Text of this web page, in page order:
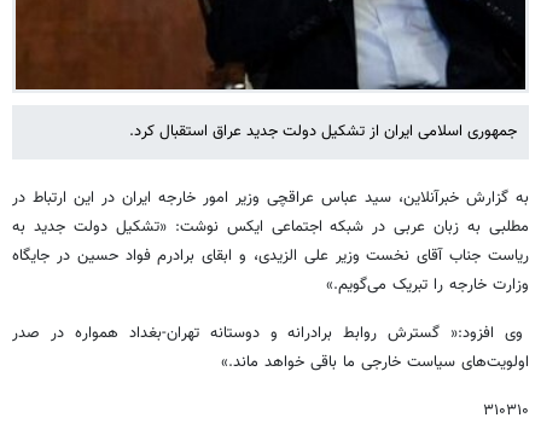
جمهوری اسلامی ایران از تشکیل دولت جدید عراق استقبال کرد.
به گزارش خبرآنلاین، سید عباس عراقچی وزیر امور خارجه ایران در این ارتباط در
مطلبی به زبان عربی در شبکه اجتماعی ایکس نوشت: «تشکیل دولت جدید به
ریاست جناب آقای نخست وزیر علی الزیدی، و ابقای برادرم فواد حسین در جایگاه
وزارت خارجه را تبریک می‌گویم.»
وی افزود:« گسترش روابط برادرانه و دوستانه تهران-بغداد همواره در صدر
اولویت‌های سیاست خارجی ما باقی خواهد ماند.»
۳۱۰۳۱۰